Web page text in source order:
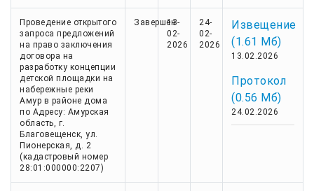
Проведение открытого
запроса предложений
на право заключения
договора на
разработку концепции
детской площадки на
набережные реки
Амур в районе дома
по Адресу: Амурская
область, г.
Благовещенск, ул.
Пионерская, д. 2
(кадастровый номер
28:01:000000:2207)
Завершен
13-
02-
2026
24-
02-
2026
Извещение
(1.61 Мб)
13.02.2026
Протокол
(0.56 Мб)
24.02.2026